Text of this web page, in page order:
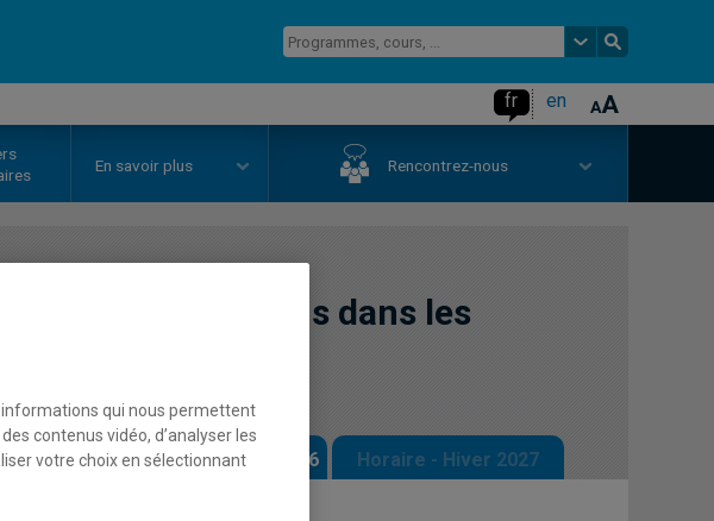
fr en
En savoir plus Rencontrez-nous
des opérations dans les
2026 Horaire - Automne 2026 Horaire - Hiver 2027
informations qui nous permettent
contenus vidéo, d’analyser les
votre choix en sélectionnant